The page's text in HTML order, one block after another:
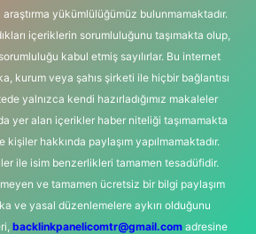
yükümlülüğümüz bulunmamaktadır.
içeriklerin sorumluluğunu taşımakta olup,
kabul etmiş sayılırlar. Bu internet
kurum veya şahıs şirketi ile hiçbir bağlantısı
yalnızca kendi hazırladığımız makaleler
yer alan içerikler haber niteliği taşımamakta
hakkında paylaşım yapılmamaktadır.
ile isim benzerlikleri tamamen tesadüfidir.
ve tamamen ücretsiz bir bilgi paylaşım
ve yasal düzenlemelere aykırı olduğunu
backlinkpanelicomtr@gmail.comadresine